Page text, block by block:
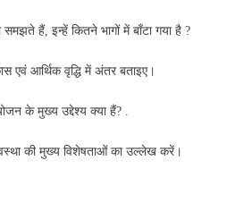
हैं, इन्हें कितने भागों में बाँटा गया है ?
एवं आर्थिक वृद्धि में अंतर बताइए।
के मुख्य उद्देश्य क्या हैं? .
की मुख्य विशेषताओं का उल्लेख करें।